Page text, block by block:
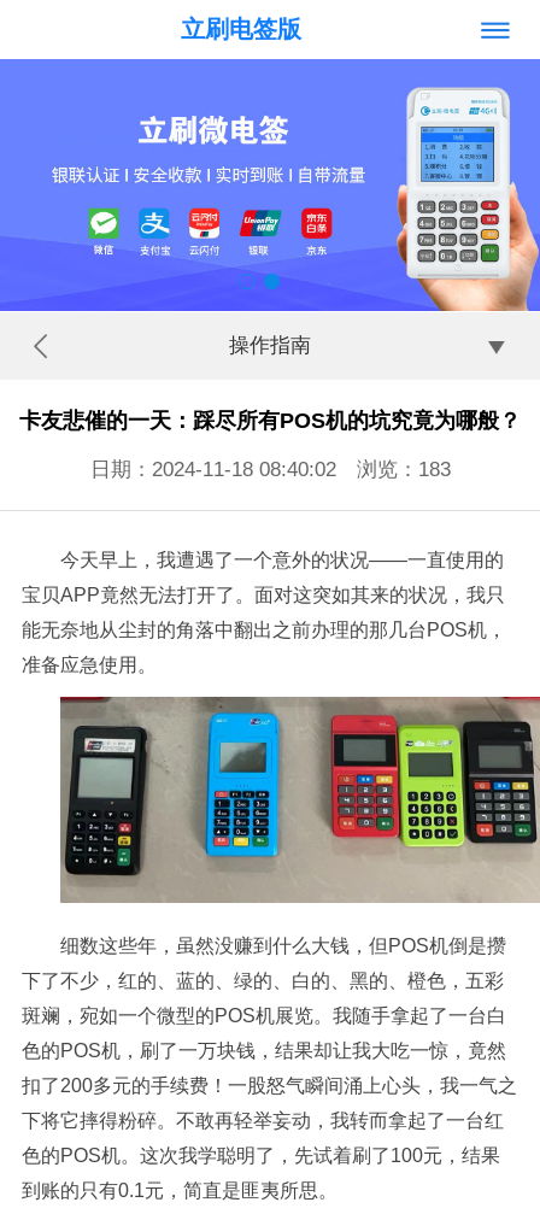
立刷电签版
操作指南
卡友悲催的一天：踩尽所有POS机的坑究竟为哪般？
日期：2024-11-18 08:40:02 浏览： 183
今天早上，我遭遇了一个意外的状况——一直使用的
宝贝APP竟然无法打开了。面对这突如其来的状况，我只
能无奈地从尘封的角落中翻出之前办理的那几台POS机，
准备应急使用。
细数这些年，虽然没赚到什么大钱，但POS机倒是攒
下了不少，红的、蓝的、绿的、白的、黑的、橙色，五彩
斑斓，宛如一个微型的POS机展览。我随手拿起了一台白
色的POS机，刷了一万块钱，结果却让我大吃一惊，竟然
扣了200多元的手续费！一股怒气瞬间涌上心头，我一气之
下将它摔得粉碎。不敢再轻举妄动，我转而拿起了一台红
色的POS机。这次我学聪明了，先试着刷了100元，结果
到账的只有0.1元，简直是匪夷所思。